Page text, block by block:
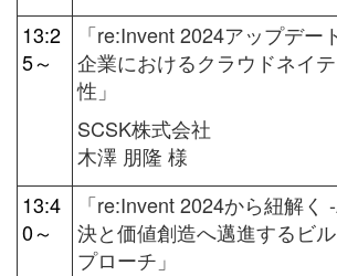
13:2
5～
「re:Invent 2024アップデー
企業におけるクラウドネイ
性」
SCSK株式会社
木澤 朋隆 様
13:4
0～
「re:Invent 2024から紐解く
決と価値創造へ邁進するビ
プローチ」